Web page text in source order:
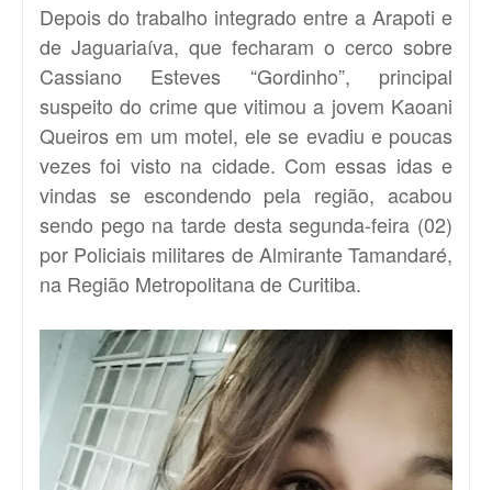
Depois do trabalho integrado entre a Arapoti e
de Jaguariaíva, que fecharam o cerco sobre
Cassiano Esteves “Gordinho”, principal
suspeito do crime que vitimou a jovem Kaoani
Queiros em um motel, ele se evadiu e poucas
vezes foi visto na cidade. Com essas idas e
vindas se escondendo pela região, acabou
sendo pego na tarde desta segunda-feira (02)
por Policiais militares de Almirante Tamandaré,
na Região Metropolitana de Curitiba.